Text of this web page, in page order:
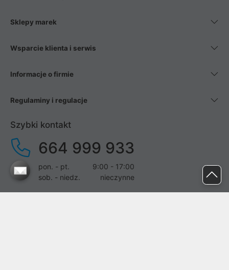
Sklepy marek
Wsparcie klienta i serwis
Informacje o firmie
Regulaminy i regulacje
Szybki kontakt
664 999 933
pon. - pt.
9:00 - 17:00
sob. - niedz.
nieczynne